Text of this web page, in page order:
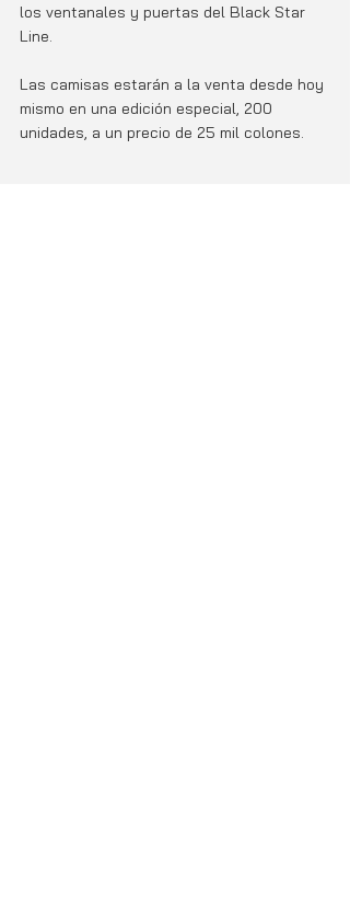
los ventanales y puertas del Black Star
Line.
Las camisas estarán a la venta desde hoy
mismo en una edición especial, 200
unidades, a un precio de 25 mil colones.